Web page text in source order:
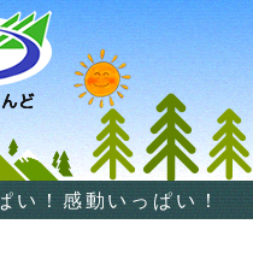
い！感動いっぱい！